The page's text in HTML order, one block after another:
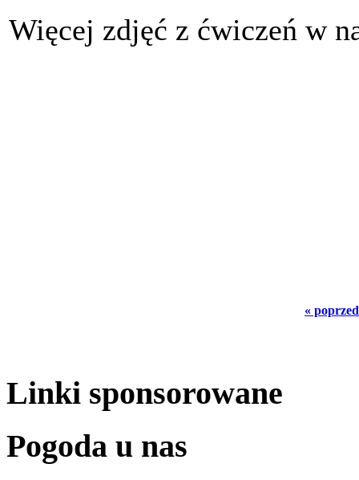
Więcej zdjęć z ćwiczeń w
«
Linki sponsorowane
Pogoda u nas